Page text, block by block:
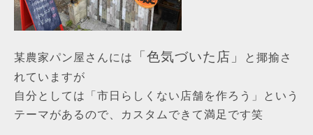
某農家パン屋さんには 「色気づいた店」
と揶揄さ
れていますが
自分としては「市日らしくない店舗を作ろう」という
テーマがあるので、カスタムできて満足です笑